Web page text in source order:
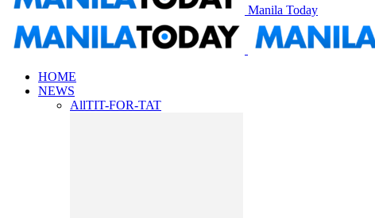
Manila Today
HOME
NEWS
AllTIT-FOR-TAT